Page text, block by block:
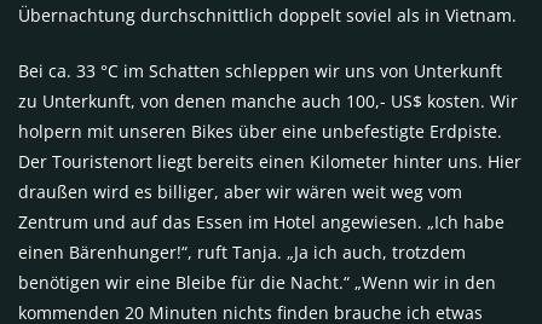
Übernachtung durchschnittlich doppelt soviel als in Vietnam.
Bei ca. 33 °C im Schatten schleppen wir uns von Unterkunft
zu Unterkunft, von denen manche auch 100,- US$ kosten. Wir
holpern mit unseren Bikes über eine unbefestigte Erdpiste.
Der Touristenort liegt bereits einen Kilometer hinter uns. Hier
draußen wird es billiger, aber wir wären weit weg vom
Zentrum und auf das Essen im Hotel angewiesen. „Ich habe
einen Bärenhunger!“, ruft Tanja. „Ja ich auch, trotzdem
benötigen wir eine Bleibe für die Nacht.“ „Wenn wir in den
kommenden 20 Minuten nichts finden brauche ich etwas